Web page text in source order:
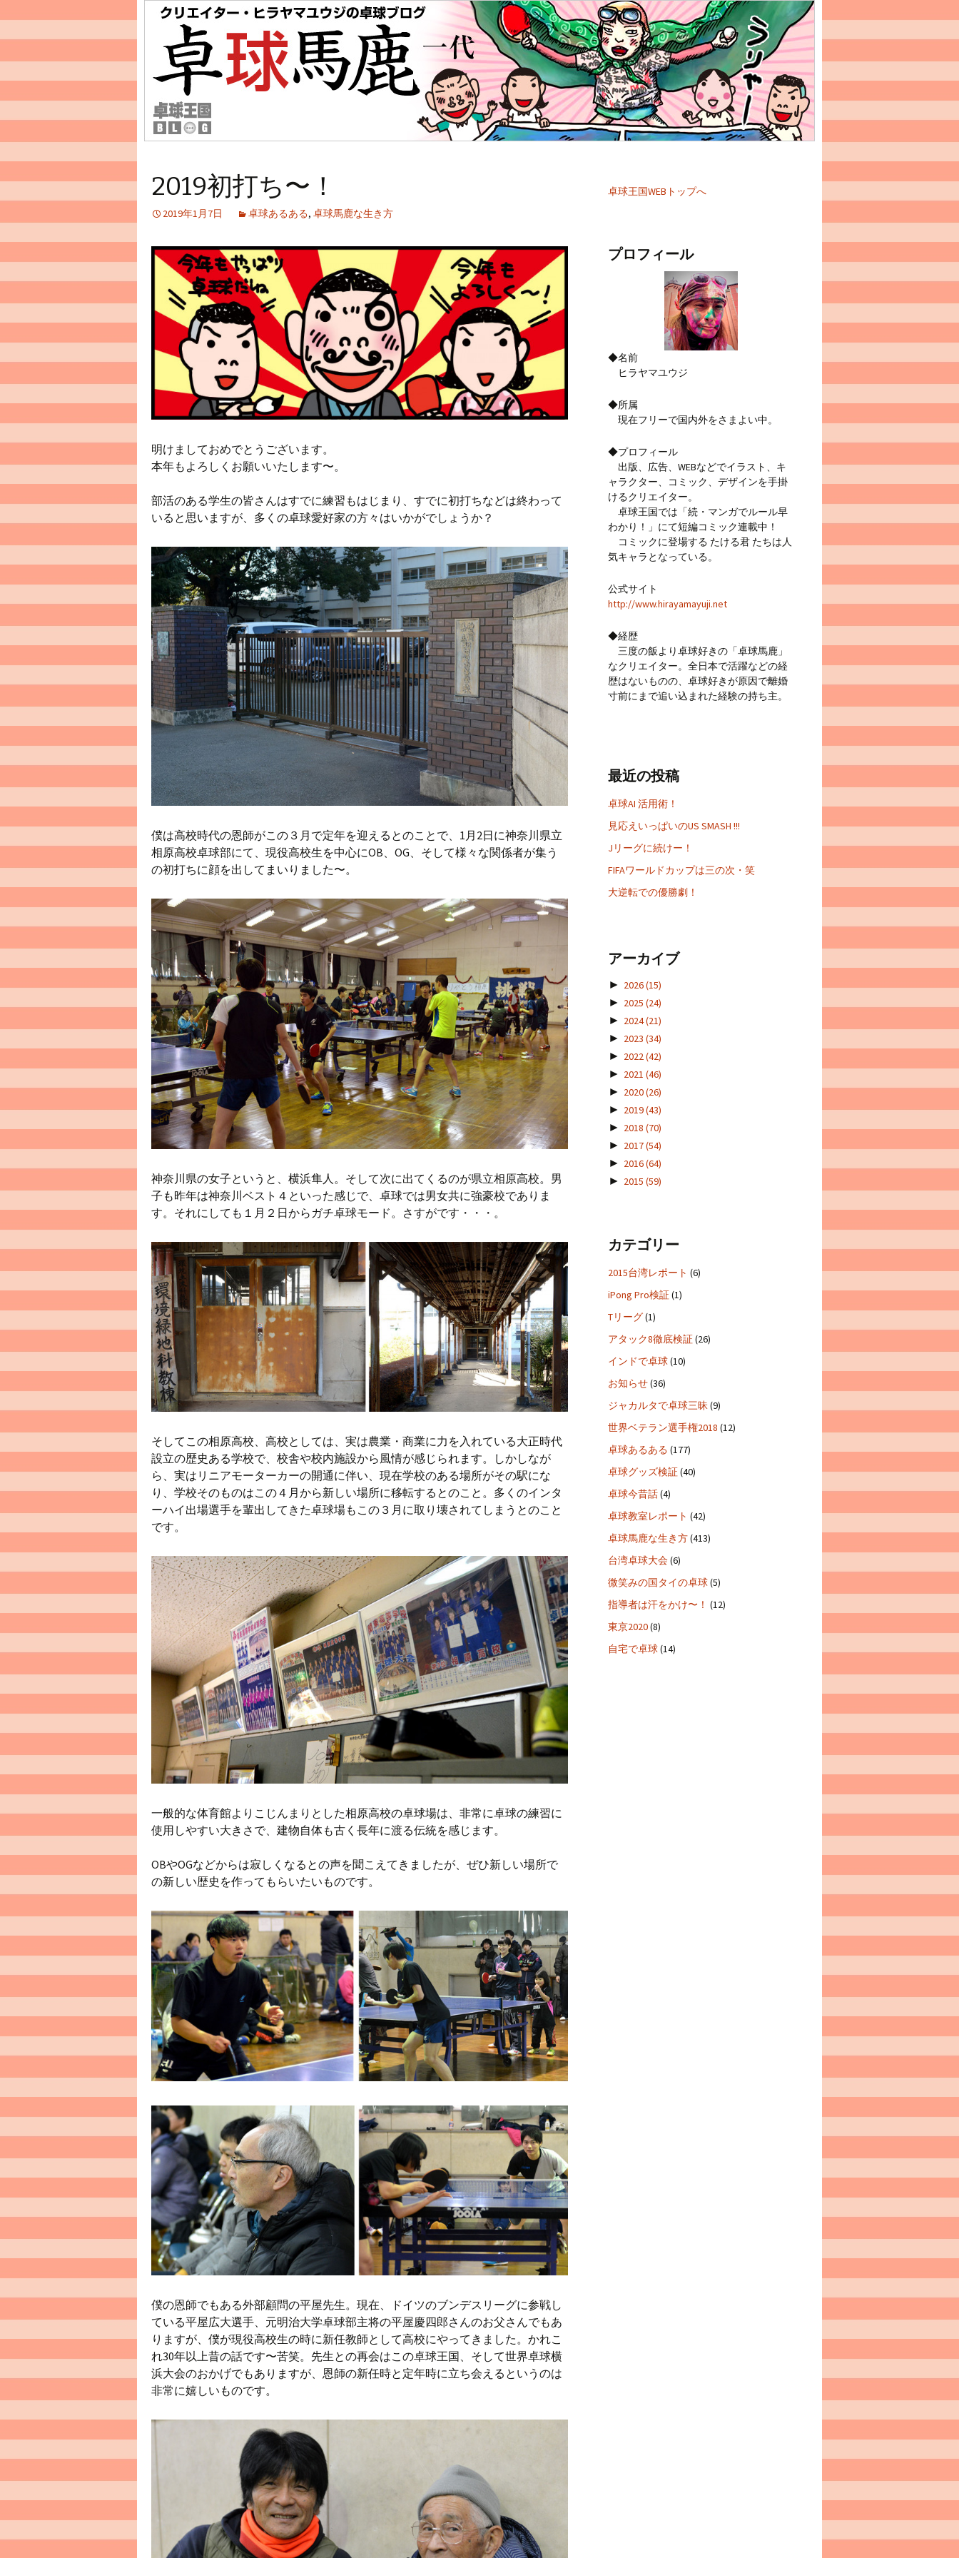
2019初打ち〜！
2019年1月7日 卓球あるある, 卓球馬鹿な生き方
明けましておめでとうございます。
本年もよろしくお願いいたします〜。
部活のある学生の皆さんはすでに練習もはじまり、すでに初打ちなどは終わって
いると思いますが、多くの卓球愛好家の方々はいかがでしょうか？
僕は高校時代の恩師がこの３月で定年を迎えるとのことで、1月2日に神奈川県立
相原高校卓球部にて、現役高校生を中心にOB、OG、そして様々な関係者が集う
の初打ちに顔を出してまいりました〜。
神奈川県の女子というと、横浜隼人。そして次に出てくるのが県立相原高校。男
子も昨年は神奈川ベスト４といった感じで、卓球では男女共に強豪校でありま
す。それにしても１月２日からガチ卓球モード。さすがです・・・。
そしてこの相原高校、高校としては、実は農業・商業に力を入れている大正時代
設立の歴史ある学校で、校舎や校内施設から風情が感じられます。しかしなが
ら、実はリニアモーターカーの開通に伴い、現在学校のある場所がその駅にな
り、学校そのものはこの４月から新しい場所に移転するとのこと。多くのインタ
ーハイ出場選手を輩出してきた卓球場もこの３月に取り壊されてしまうとのこと
です。
一般的な体育館よりこじんまりとした相原高校の卓球場は、非常に卓球の練習に
使用しやすい大きさで、建物自体も古く長年に渡る伝統を感じます。
OBやOGなどからは寂しくなるとの声を聞こえてきましたが、ぜひ新しい場所で
の新しい歴史を作ってもらいたいものです。
僕の恩師でもある外部顧問の平屋先生。現在、ドイツのブンデスリーグに参戦し
ている平屋広大選手、元明治大学卓球部主将の平屋慶四郎さんのお父さんでもあ
りますが、僕が現役高校生の時に新任教師として高校にやってきました。かれこ
れ30年以上昔の話です〜苦笑。先生との再会はこの卓球王国、そして世界卓球横
浜大会のおかげでもありますが、恩師の新任時と定年時に立ち会えるというのは
非常に嬉しいものです。
卓球王国WEBトップへ
プロフィール
◆名前
ヒラヤマユウジ
◆所属
現在フリーで国内外をさまよい中。
◆プロフィール
出版、広告、WEBなどでイラスト、キ
ャラクター、コミック、デザインを手掛
けるクリエイター。
卓球王国では「続・マンガでルール早
わかり！」にて短編コミック連載中！
コミックに登場する たける君 たちは人
気キャラとなっている。
公式サイト
http://www.hirayamayuji.net
◆経歴
三度の飯より卓球好きの「卓球馬鹿」
なクリエイター。全日本で活躍などの経
歴はないものの、卓球好きが原因で離婚
寸前にまで追い込まれた経験の持ち主。
最近の投稿
卓球AI 活用術！
見応えいっぱいのUS SMASH !!!
Jリーグに続けー！
FIFAワールドカップは三の次・笑
大逆転での優勝劇！
アーカイブ
► 2026(15)
► 2025 (24)
► 2024(21)
► 2023 (34)
► 2022(42)
► 2021 (46)
► 2020(26)
► 2019(43)
► 2018 (70)
► 2017(54)
► 2016(64)
► 2015 (59)
カテゴリー
2015台湾レポート (6)
iPong Pro検証(1)
Tリーグ(1)
アタック8徹底検証(26)
インドで卓球(10)
お知らせ(36)
ジャカルタで卓球三昧(9)
世界ベテラン選手権2018 (12)
卓球あるある (177)
卓球グッズ検証(40)
卓球今昔話(4)
卓球教室レポート (42)
卓球馬鹿な生き方(413)
台湾卓球大会(6)
微笑みの国タイの卓球(5)
指導者は汗をかけ〜！ (12)
東京2020(8)
自宅で卓球(14)